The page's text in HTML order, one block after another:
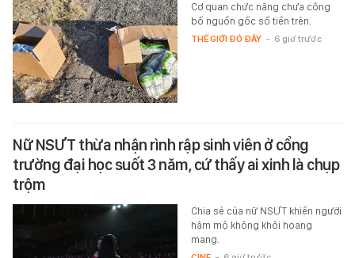
Cơ quan chức năng chưa công
bố nguồn gốc số tiền trên.
THẾ GIỚI ĐÓ ĐÂY - 6 giờ trước
Nữ NSƯT thừa nhận rình rập sinh viên ở cổng
trường đại học suốt 3 năm, cứ thấy ai xinh là chụp
trộm
Chia sẻ của nữ NSƯT khiến người
hâm mộ không khỏi hoang
mang.